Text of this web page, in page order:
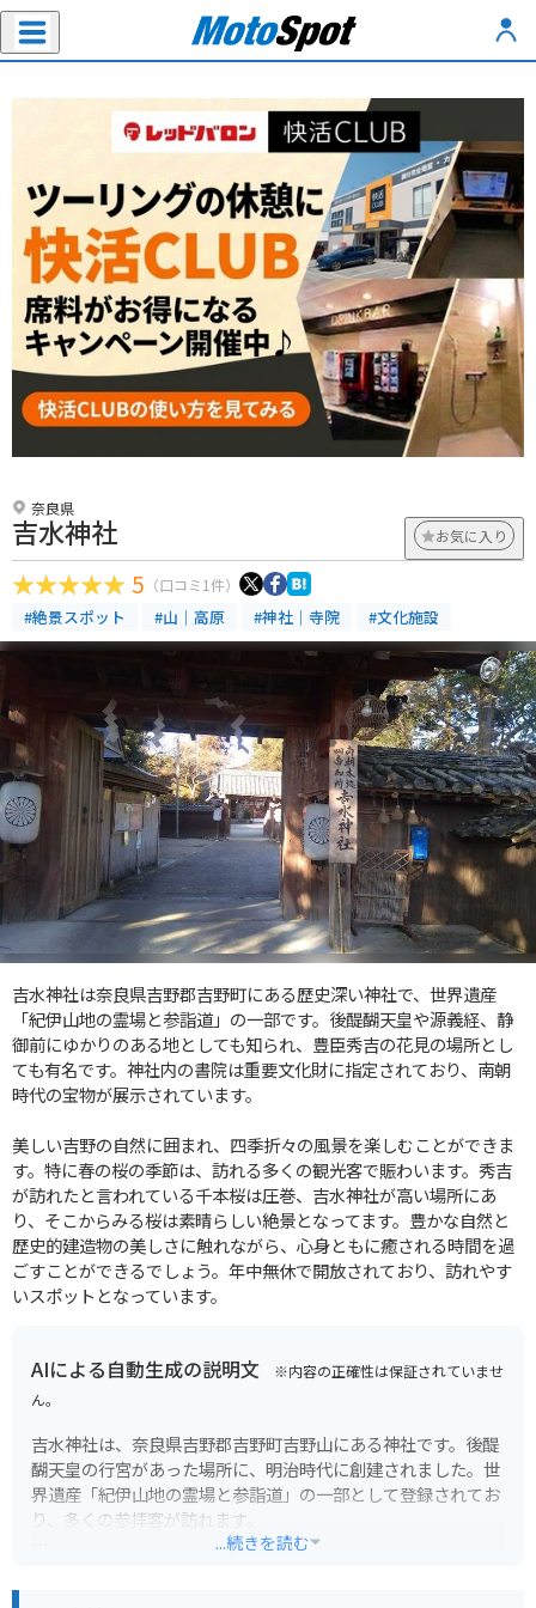
奈良県
吉水神社 お気に入り
5 （口コミ1件）
#絶景スポット #山｜高原 #神社｜寺院 #文化施設
吉水神社は奈良県吉野郡吉野町にある歴史深い神社で、世界遺産
「紀伊山地の霊場と参詣道」の一部です。後醍醐天皇や源義経、静
御前にゆかりのある地としても知られ、豊臣秀吉の花見の場所とし
ても有名です。神社内の書院は重要文化財に指定されており、南朝
時代の宝物が展示されています。
美しい吉野の自然に囲まれ、四季折々の風景を楽しむことができま
す。特に春の桜の季節は、訪れる多くの観光客で賑わいます。秀吉
が訪れたと言われている千本桜は圧巻、吉水神社が高い場所にあ
り、そこからみる桜は素晴らしい絶景となってます。豊かな自然と
歴史的建造物の美しさに触れながら、心身ともに癒される時間を過
ごすことができるでしょう。年中無休で開放されており、訪れやす
いスポットとなっています。
AIによる自動生成の説明文 ※内容の正確性は保証されていませ
ん。
吉水神社は、奈良県吉野郡吉野町吉野山にある神社です。後醍
醐天皇の行宮があった場所に、明治時代に創建されました。世
界遺産「紀伊山地の霊場と参詣道」の一部として登録されてお
り、多くの参拝客が訪れます。
...続きを読む